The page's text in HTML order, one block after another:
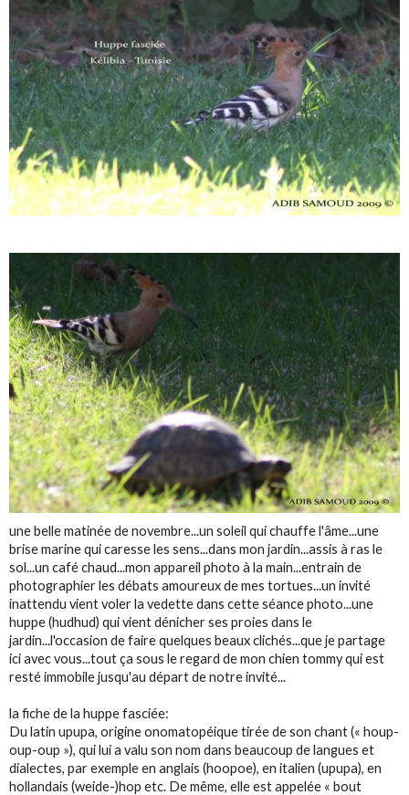
une belle matinée de novembre...un soleil qui chauffe l'âme...une
brise marine qui caresse les sens...dans mon jardin...assis à ras le
sol...un café chaud...mon appareil photo à la main...entrain de
photographier les débats amoureux de mes tortues...un invité
inattendu vient voler la vedette dans cette séance photo...une
huppe (hudhud) qui vient dénicher ses proies dans le
jardin...l'occasion de faire quelques beaux clichés...que je partage
ici avec vous...tout ça sous le regard de mon chien tommy qui est
resté immobile jusqu'au départ de notre invité...
la fiche de la huppe fasciée:
Du latinupupa, origine onomatopéique tirée de son chant (« houp-
oup-oup »), qui lui a valu son nom dans beaucoup de langues et
dialectes, par exemple en anglais (hoopoe), en italien (upupa), en
hollandais(weide-)hop etc. De même, elle est appelée « bout